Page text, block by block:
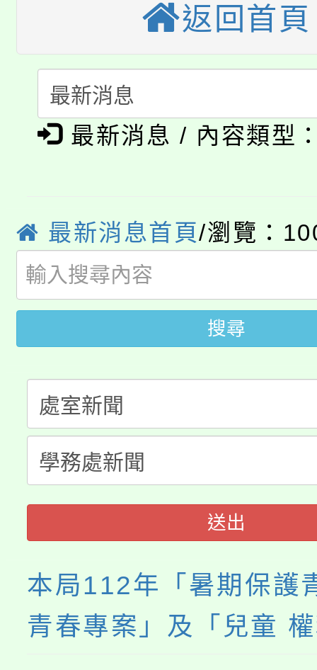
生本土語及新住民語歌
公告本校115學年度第
代理(課)教師甄選結果(
公告本校115學年度第
代理(課)教師甄選結果(
轉知中國文化大學推廣
《TA101》溝通分析基
系所師生報名參加。
淨零綠生活教案入校路
學籍身 分審查程序及
版
淨零綠領人才培育課程
公告本校115學年度第
代理(課)教師甄選結果(
「2026金融保險知識
桃園市115學年度學生
生本土語及新住民語歌
代理(課)教師甄選結果(
公告本校115學年度第
代理(課)教師甄選結果(
轉知中國文化大學推廣
《TA101》溝通分析基
程，歡迎學生輔導中心
系所師生報名參加。
返回首頁
最新消息 / 內容類型
最新消息首頁/瀏覽：
搜尋
送出
本局112年「暑期保護
青春專案」及「兒童